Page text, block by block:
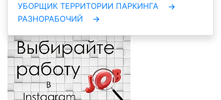
УБОРЩИК ТЕРРИТОРИИ ПАРКИНГА
РАЗНОРАБОЧИЙ